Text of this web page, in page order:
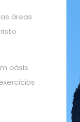
áreas
oásis